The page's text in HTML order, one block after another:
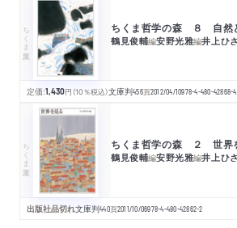
ちくま文庫 ちくま哲学の森 ８ 自然
鶴見俊輔編安野光雅編井上ひ
定価:1,430円 （10％税込）文庫判456頁2012/04/10978-4-480-42868-4
ちくま文庫 ちくま哲学の森 ２ 世界
鶴見俊輔編安野光雅編井上ひ
出版社品切れ文庫判440頁2011/10/06978-4-480-42862-2